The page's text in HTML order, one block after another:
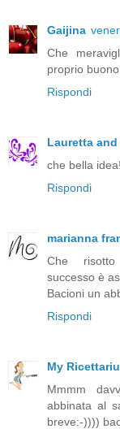
Gaijina
Che
proprio
Rispondi
Lauretta and
che bella
Rispondi
marianna
Che risotto
successo è
Bacioni un
Rispondi
My
Mmmm
abbinata al
breve:-))))